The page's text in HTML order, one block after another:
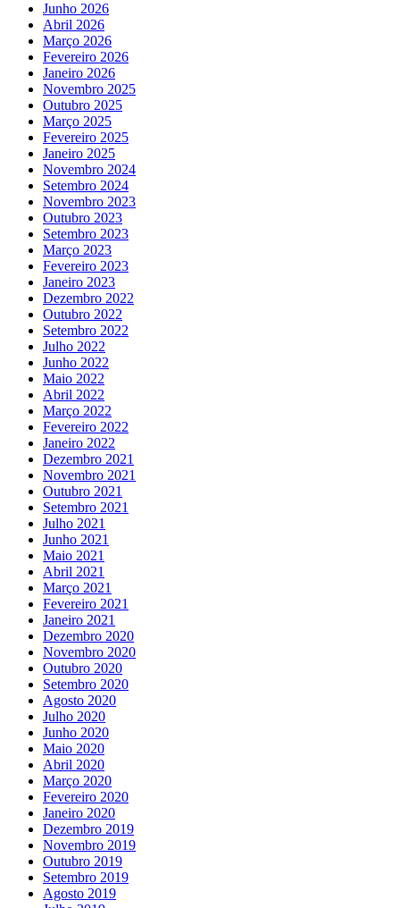
Junho 2026
Abril 2026
Março 2026
Fevereiro 2026
Janeiro 2026
Novembro 2025
Outubro 2025
Março 2025
Fevereiro 2025
Janeiro 2025
Novembro 2024
Setembro 2024
Novembro 2023
Outubro 2023
Setembro 2023
Março 2023
Fevereiro 2023
Janeiro 2023
Dezembro 2022
Outubro 2022
Setembro 2022
Julho 2022
Junho 2022
Maio 2022
Abril 2022
Março 2022
Fevereiro 2022
Janeiro 2022
Dezembro 2021
Novembro 2021
Outubro 2021
Setembro 2021
Julho 2021
Junho 2021
Maio 2021
Abril 2021
Março 2021
Fevereiro 2021
Janeiro 2021
Dezembro 2020
Novembro 2020
Outubro 2020
Setembro 2020
Agosto 2020
Julho 2020
Junho 2020
Maio 2020
Abril 2020
Março 2020
Fevereiro 2020
Janeiro 2020
Dezembro 2019
Novembro 2019
Outubro 2019
Setembro 2019
Agosto 2019